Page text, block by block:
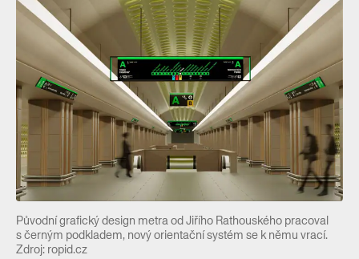
Původní grafický design metra od Jiřího Rathouského pracoval
s černým podkladem, nový orientační systém se k němu vrací.
Zdroj: ropid.cz